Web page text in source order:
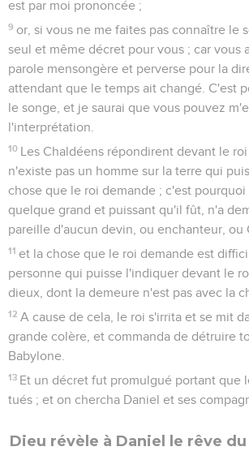
est par moi prononcée ;
9 or, si vous ne me faites pas connaître le
seul et même décret pour vous ; car vous
parole mensongère et perverse pour la
attendant que le temps ait changé. C'est
le songe, et je saurai que vous pouvez
l'interprétation.
10 Les Chaldéens répondirent devant le
n'existe pas un homme sur la terre qui
chose que le roi demande ; c'est pourquoi
quelque grand et puissant qu'il fût, n'a
pareille d'aucun devin, ou enchanteur, ou
11 et la chose que le roi demande est
personne qui puisse l'indiquer devant le
dieux, dont la demeure n'est pas avec la
12 A cause de cela, le roi s'irrita et se mit
grande colère, et commanda de détruire
Babylone.
13 Et un décret fut promulgué portant que
tués ; et on chercha Daniel et ses
Dieu révèle à Daniel le rêve